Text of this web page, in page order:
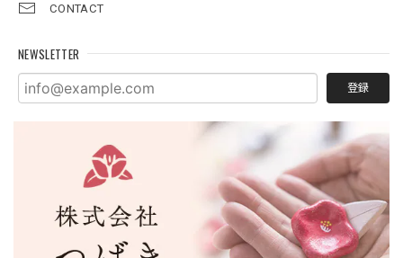
CONTACT
NEWSLETTER
登録